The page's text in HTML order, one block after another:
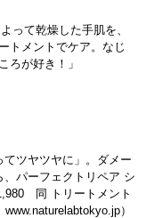
って乾燥した手肌を、
トメントでケア。なじ
ろが好き！」
てツヤツヤに」。ダメー
パーフェクトリペア シ
同 トリートメント
www.naturelabtokyo.jp）